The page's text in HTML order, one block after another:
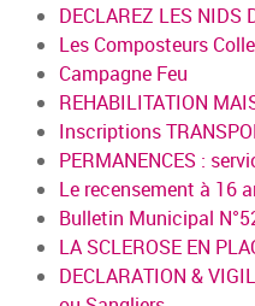
DECLAREZ LES NIDS
Les Composteurs
Campagne Feu
REHABILITATION
Inscriptions
PERMANENCES :
Le recensement à 16
Bulletin Municipal
LA SCLEROSE EN
DECLARATION &